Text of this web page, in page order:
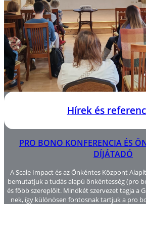
Hírek és
PRO BONO KONFERENCIA ÉS
DÍJÁTADÓ
A Scale Impact és az Önkéntes Központ
bemutatjuk a tudás alapú önkéntesség (pro
és főbb szereplőit. Mindkét szervezet tagja a
nek, így különösen fontosnak tartjuk a pro